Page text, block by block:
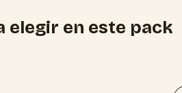
elegir en este pack